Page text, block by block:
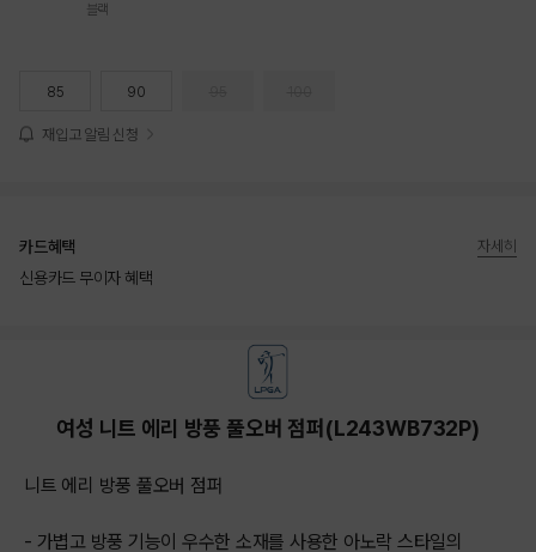
블랙
85 90
재입고 알림 신청
카드혜택
신용카드 무이자 혜택
자세히
여성 니트 에리 방풍 풀오버 점퍼(L243WB732P)
니트 에리 방풍 풀오버 점퍼
- 가볍고 방풍 기능이 우수한 소재를 사용한 아노락 스타일의